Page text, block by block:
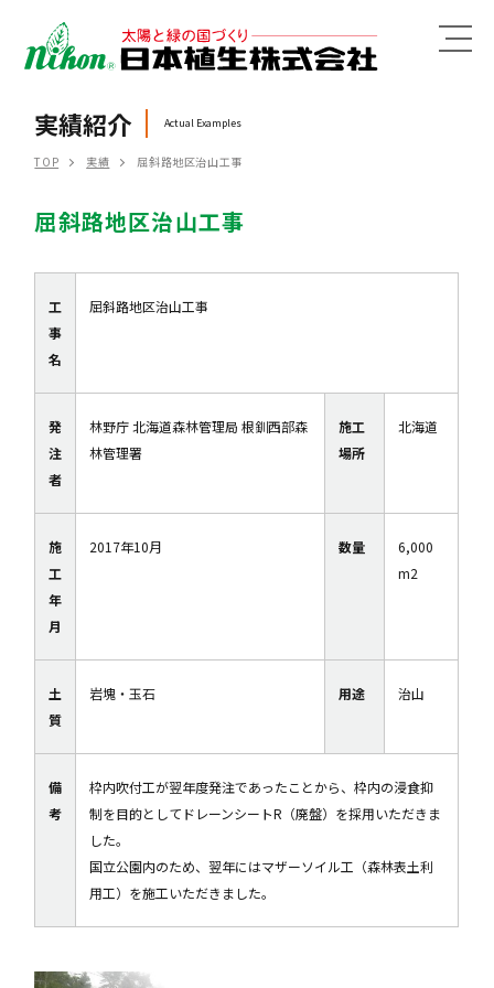
MENU
実績紹介 Actual Examples
TOP 実績 屈斜路地区治山工事
屈斜路地区治山工事
工
事
名
屈斜路地区治山工事
発
注
者
林野庁 北海道森林管理局 根釧西部森
林管理署
施工
場所
北海道
施
工
年
月
2017年10月 数量
6,000
m2
土
質
岩塊・玉石 用途 治山
備
考
枠内吹付工が翌年度発注であったことから、枠内の浸食抑
制を目的としてドレーンシートR（廃盤）を採用いただきま
した。
国立公園内のため、翌年にはマザーソイル工（森林表土利
用工）を施工いただきました。